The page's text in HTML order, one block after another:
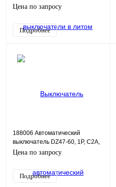
800А, 60кА
Цена по запросу
Подробнее
188006 Автоматический
выключатель DZ47-60, 1P, C2А,
4,5 кА, 1М
Цена по запросу
Подробнее